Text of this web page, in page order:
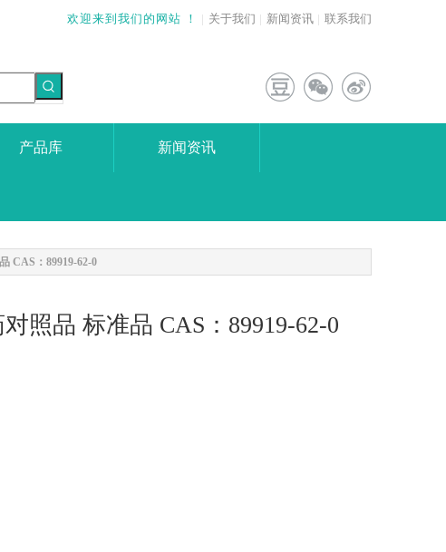
欢迎来到我们的网站 ！ | 关于我们 | 新闻资讯 | 联系我们
产品库 新闻资讯
CAS：89919-62-0
照品 标准品 CAS：89919-62-0